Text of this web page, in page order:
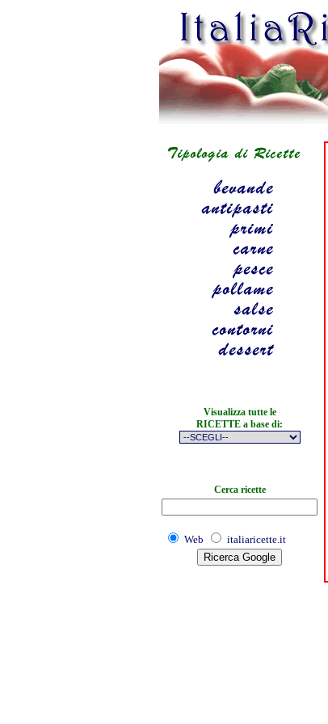
Visualizza tutte le
RICETTE a base di:
Cerca ricette
Web italiaricette.it